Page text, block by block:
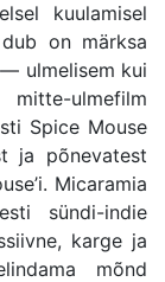
kuulamisel
on märksa
ulmelisem kui
ulmefilm
Spice Mouse
ja põnevatest
Micaramia
sündi-indie
karge ja
mõnd